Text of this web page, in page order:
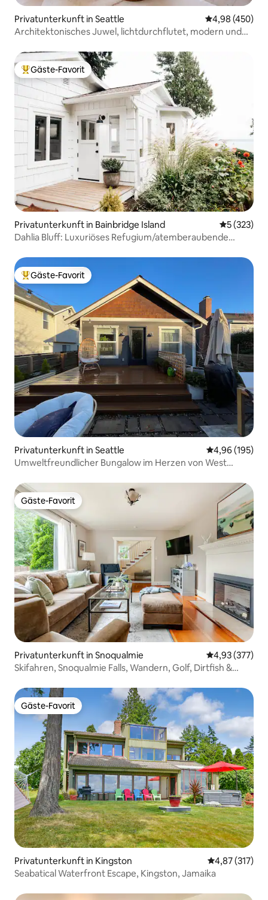
Privatunterkunft in Seattle
4,98 (450)
Architektonisches Juwel, lichtdurchflutet, modern und
Beliebter Gäste-Favorit.
Gäste-Favorit
Privatunterkunft in Bainbridge Island
5 (323)
Dahlia Bluff: Luxuriöses Refugium/atemberaubende
Beliebter Gäste-Favorit.
Gäste-Favorit
Privatunterkunft in Seattle
4,96 (195)
Umweltfreundlicher Bungalow im Herzen von West
Gäste-Favorit
Gäste-Favorit
Privatunterkunft in Snoqualmie
4,93 (377)
Skifahren, Snoqualmie Falls, Wandern, Golf, Dirtfish &
Gäste-Favorit
Gäste-Favorit
Privatunterkunft in Kingston
4,87 (317)
Seabatical Waterfront Escape, Kingston, Jamaika